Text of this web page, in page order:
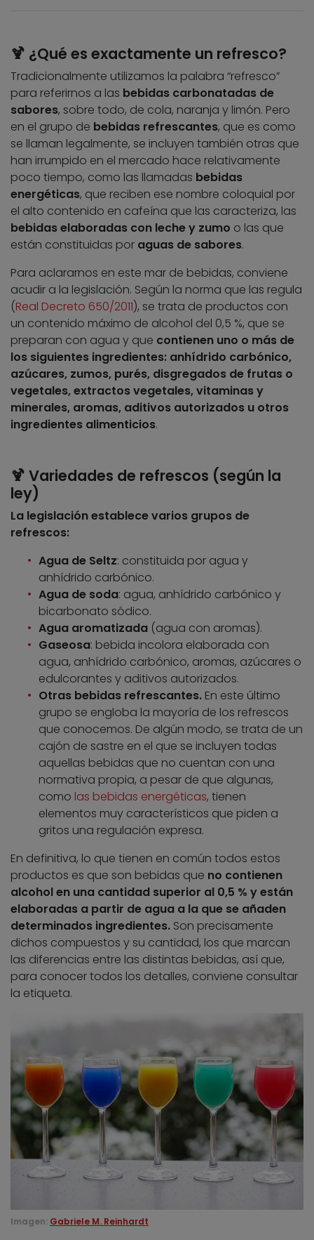
🍹 ¿Qué es exactamente un refresco?
Tradicionalmente utilizamos la palabra “refresco”
para referirnos a las bebidas carbonatadas de
sabores, sobre todo, de cola, naranja y limón. Pero
en el grupo de bebidas refrescantes, que es como
se llaman legalmente, se incluyen también otras que
han irrumpido en el mercado hace relativamente
poco tiempo, como las llamadas bebidas
energéticas, que reciben ese nombre coloquial por
el alto contenido en cafeína que las caracteriza, las
bebidas elaboradas con leche y zumo o las que
están constituidas por aguas de sabores.
Para aclararnos en este mar de bebidas, conviene
acudir a la legislación. Según la norma que las regula
(Real Decreto 650/2011), se trata de productos con
un contenido máximo de alcohol del 0,5 %, que se
preparan con agua y que contienen uno o más de
los siguientes ingredientes: anhídrido carbónico,
azúcares, zumos, purés, disgregados de frutas o
vegetales, extractos vegetales, vitaminas y
minerales, aromas, aditivos autorizados u otros
ingredientes alimenticios.
🍹 Variedades de refrescos (según la
ley)
La legislación establece varios grupos de
refrescos:
Agua de Seltz: constituida por agua y
anhídrido carbónico.
Agua de soda: agua, anhídrido carbónico y
bicarbonato sódico.
Agua aromatizada (agua con aromas).
Gaseosa: bebida incolora elaborada con
agua, anhídrido carbónico, aromas, azúcares o
edulcorantes y aditivos autorizados.
Otras bebidas refrescantes. En este último
grupo se engloba la mayoría de los refrescos
que conocemos. De algún modo, se trata de un
cajón de sastre en el que se incluyen todas
aquellas bebidas que no cuentan con una
normativa propia, a pesar de que algunas,
como las bebidas energéticas, tienen
elementos muy característicos que piden a
gritos una regulación expresa.
En definitiva, lo que tienen en común todos estos
productos es que son bebidas que no contienen
alcohol en una cantidad superior al 0,5 % y están
elaboradas a partir de agua a la que se añaden
determinados ingredientes. Son precisamente
dichos compuestos y su cantidad, los que marcan
las diferencias entre las distintas bebidas, así que,
para conocer todos los detalles, conviene consultar
la etiqueta.
Imagen: Gabriele M. Reinhardt